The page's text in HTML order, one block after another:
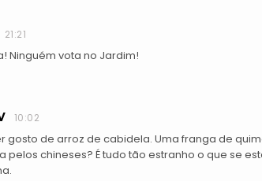
21:21
Ninguém vota no Jardim!
10:02
gosto de arroz de cabidela. Uma franga de
pelos chineses? É tudo tão estranho o que se